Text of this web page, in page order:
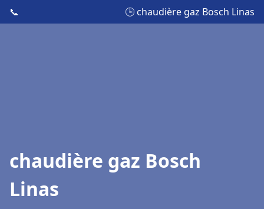
📞 🕒 chaudière gaz Bosch Linas
chaudière gaz Bosch
Linas